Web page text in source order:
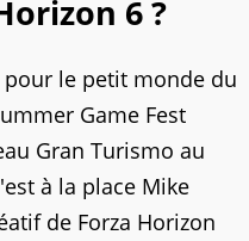
6 ?
le petit monde du
Game Fest
Gran Turismo au
à la place Mike
de Forza Horizon